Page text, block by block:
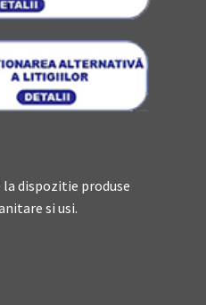
dispozitie produse
si usi.